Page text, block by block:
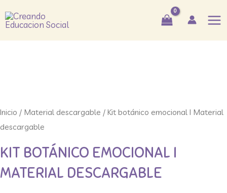
al
contenido
Inicio / Material descargable / Kit botánico emocional I Material
descargable
KIT BOTÁNICO EMOCIONAL I
MATERIAL DESCARGABLE